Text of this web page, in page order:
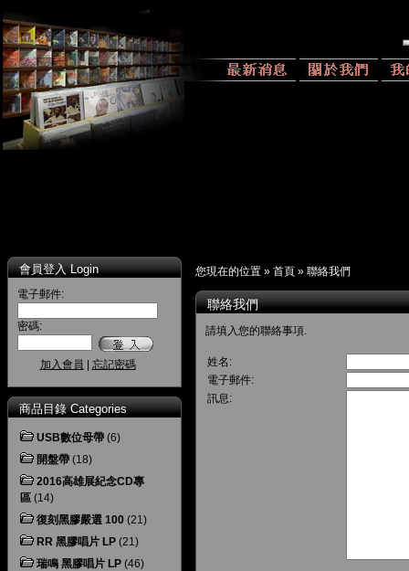
會員登入 Login
電子郵件:
密碼:
加入會員 忘記密碼
商品目錄 Categories
USB數位母帶 (6)
開盤帶 (18)
2016高雄展紀念CD專
區 (14)
復刻黑膠嚴選 100 (21)
RR 黑膠唱片 LP (21)
瑞鳴 黑膠唱片 LP (46)
您現在的位置 » 首頁 » 聯絡我們
聯絡我們
請填入您的聯絡事項.
姓名:
電子郵件:
訊息: